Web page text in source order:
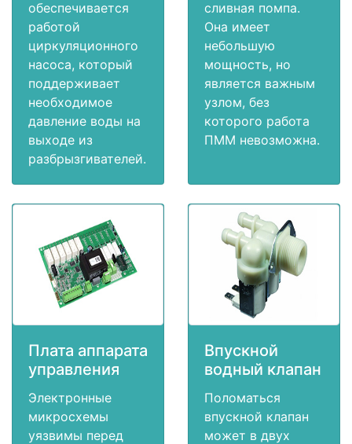
обеспечивается
работой
циркуляционного
насоса, который
поддерживает
необходимое
давление воды на
выходе из
разбрызгивателей.
сливная помпа.
Она имеет
небольшую
мощность, но
является важным
узлом, без
которого работа
ПММ невозможна.
Плата аппарата
управления
Электронные
микросхемы
уязвимы перед
Впускной
водный клапан
Поломаться
впускной клапан
может в двух